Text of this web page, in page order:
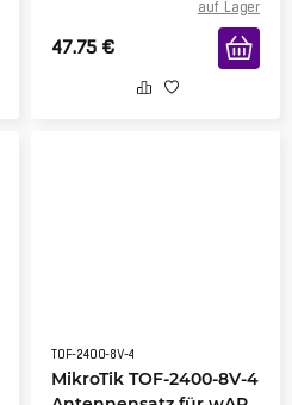
auf Lager
47.75 €
TOF-2400-8V-4
MikroTik TOF-2400-8V-4